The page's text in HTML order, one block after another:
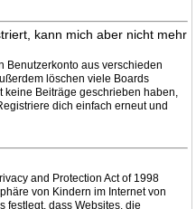
kann mich aber nicht mehr
Benutzerkonto aus verschieden
löschen viele Boards
keine Beiträge geschrieben haben,
dich einfach erneut und
and Protection Act of 1998
von Kindern im Internet von
festlegt, dass Websites, die